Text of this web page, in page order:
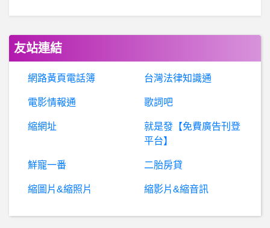
棒球- 台灣為什麼沒有強投 台灣為什麼沒有強投
Fighters- 柏融2020的低迷不振
友站連結
網路黃頁電話簿 台灣法律知識通
電影情報通 歌詞吧
縮網址
就是發【免費廣告刊登
平台】
鮮寵一番 二胎房貸
縮圖片&縮照片 縮影片&縮音訊